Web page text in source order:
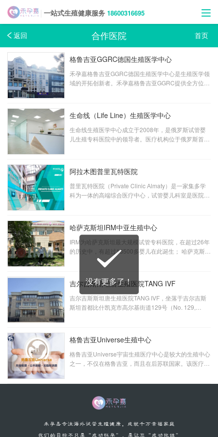
一站式生殖健康服务 18600316695
合作医院
返回 首页
格鲁吉亚GGRC德国生殖医学中心
禾孕嘉格鲁吉亚GGRC德国生殖医学中心是生殖医学领
域的开拓创新者。禾孕嘉格鲁吉亚GGRC提供全方位的
供NGS胚胎研究。格鲁吉亚GGRC承诺您将与我们一起
重拾失去的希望，了解诚信的代价，并购买一个照顾您
健康未来的朋友。
生命线（Life Line）生殖医学中心
生命线生殖医学中心成立于2008年，是俄罗斯试管婴
儿生殖专科医院中的领导者。医疗机构位于俄罗斯首都
平。
阿拉木图普里瓦特医院
普里瓦特医院（Private Clinic Аlmaty）是一家集多学
科为一体的高端综合医疗中心，试管婴儿科室是医院的
对孕妇无微不至的孕期管理，妇产科室的一条龙服务，
直到帮您完成梦想，听到盼望已久的婴儿哭声。
哈萨克斯坦IRM中亚生殖中心
IRM为哈萨克斯坦最大规模试管专科医院，在超过26年
的历史中，有超过18500多婴儿在此诞生； 哈萨克斯坦
IRM是在1995年由著名的医学科学候选人Tamara
Muftahovna Dzhusubalieva的指导下，在阿拉木图市
人类生殖中心成立的哈萨克斯坦第一个体外受精实验
室。
吉尔吉斯斯坦唐生殖医院TANG IVF
吉尔吉斯斯坦唐生殖医院TANG IVF，坐落于吉尔吉斯
斯坦首都比什凯克市高尔基街道129号（No. 129,
与专业团队，为生殖健康事业树立全新标杆。
格鲁吉亚Universe生殖中心
格鲁吉亚Universe宇宙生殖医疗中心是较大的生殖中心
之一，不仅在格鲁吉亚，而且在后苏联国家。该医疗中
科、妇产科、男科于一体的综合生殖医疗中心。
没有更多了！